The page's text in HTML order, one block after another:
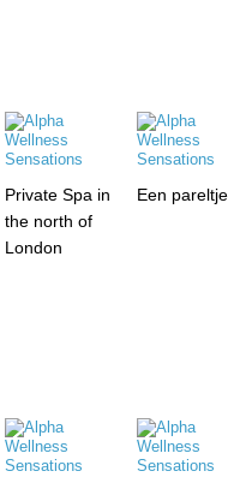
Private Spa in
the north of
London
Een pareltje